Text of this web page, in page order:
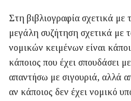
Στη βιβλιογραφία σχετικά με
μεγάλη συζήτηση σχετικά με
νομικών κειμένων είναι
κάποιος που έχει σπουδάσει
απαντήσω με σιγουριά, αλλά
αν κάποιος δεν έχει νομικό